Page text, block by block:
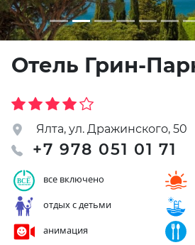
Отель Грин-
Ялта, ул. Дражинского, 50
+7 978 051 01 71
все включено
отдых с детьми
анимация